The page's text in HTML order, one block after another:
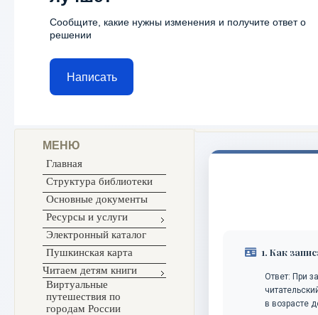
Сообщите, какие нужны изменения и получите ответ о
решении
Написать
МЕНЮ
Главная
Структура библиотеки
Основные документы
Ресурсы и услуги
Электронный каталог
Пушкинская карта
Читаем детям книги
Виртуальные
путешествия по
городам России
1. Как
Ответ: При
в возрасте